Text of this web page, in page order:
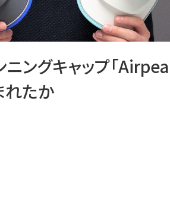
ングキャップ「
れたか